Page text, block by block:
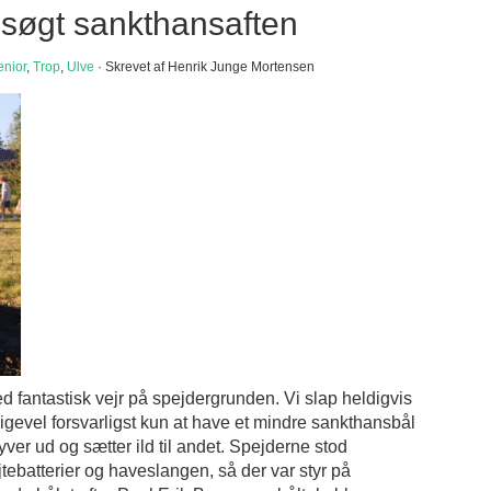
sankthansaften
, Trop, Ulve · Skrevet af Henrik Junge Mortensen
fantastisk vejr på spejdergrunden. Vi slap heldigvis
forsvarligst kun at have et mindre sankthansbål
ud og sætter ild til andet. Spejderne stod
og haveslangen, så der var styr på